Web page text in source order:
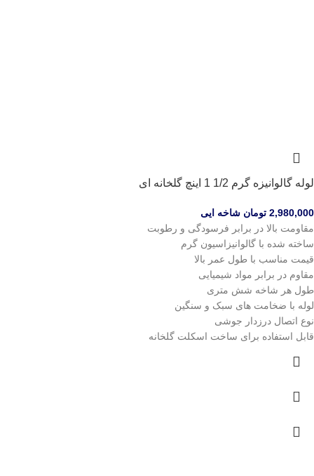
لوله گالوانیزه گرم 1/2 1 اینچ گلخانه ای
2,980,000 تومان شاخه ایی
مقاومت بالا در برابر فرسودگی و رطوبت
ساخته شده با گالوانیزاسیون گرم
قیمت مناسب با طول عمر بالا
مقاوم در برابر مواد شیمیایی
طول هر شاخه شش متری
لوله با ضخامت های سبک و سنگین
نوع اتصال درزدار جوشی
قابل استفاده برای ساخت اسکلت گلخانه